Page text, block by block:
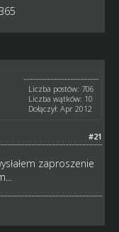
Liczba postów: 706
Liczba wątków: 10
Dołączył: Apr 2012
#21
zaproszenie